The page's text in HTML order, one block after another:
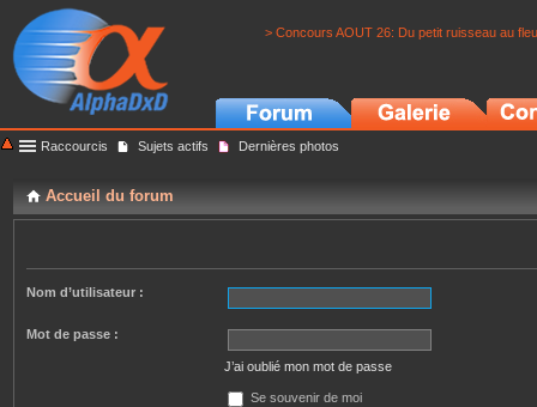
> Concours AOUT 26: Du petit ruisseau au
Raccourcis Sujets actifs Dernières photos
Accueil du forum
Nom d’utilisateur :
Mot de passe :
J’ai oublié mon mot de passe
Se souvenir de moi